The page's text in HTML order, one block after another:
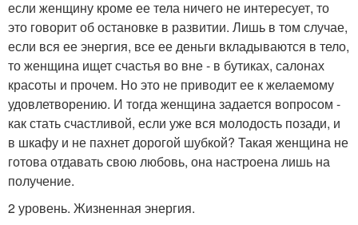
если женщину кроме ее тела ничего не интересует, то
это говорит об остановке в развитии. Лишь в том случае,
если вся ее энергия, все ее деньги вкладываются в тело,
то женщина ищет счастья во вне - в бутиках, салонах
красоты и прочем. Но это не приводит ее к желаемому
удовлетворению. И тогда женщина задается вопросом -
как стать счастливой, если уже вся молодость позади, и
в шкафу и не пахнет дорогой шубкой? Такая женщина не
готова отдавать свою любовь, она настроена лишь на
получение.
2 уровень. Жизненная энергия.